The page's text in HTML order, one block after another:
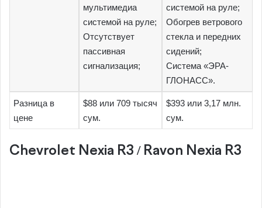
мультимедиа
системой на руле;
Отсутствует
пассивная
сигнализация;
системой на руле;
Обогрев ветрового
стекла и передних
сидений;
Система «ЭРА-
ГЛОНАСС».
Разница в
цене
$88 или 709 тысяч
сум.
$393 или 3,17 млн.
сум.
Chevrolet Nexia R3 / Ravon Nexia R3